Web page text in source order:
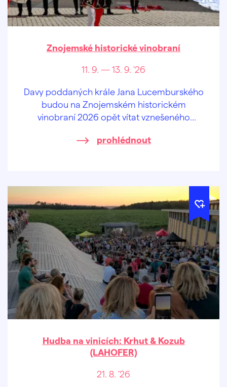
Znojemské historické vinobraní
11. 9. — 13. 9. '26
Davy poddaných krále Jana Lucemburského
budou na Znojemském historickém
vinobraní 2026 opět vítat vznešeného
oslavovat jiskřivé víno, lahodný burčák a
prohlédnout
Hudba na vinicích: Krhut & Kozub
(LAHOFER)
21. 8. '26